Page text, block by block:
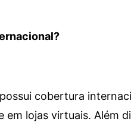
cobertura
em lojas virtuais. Além